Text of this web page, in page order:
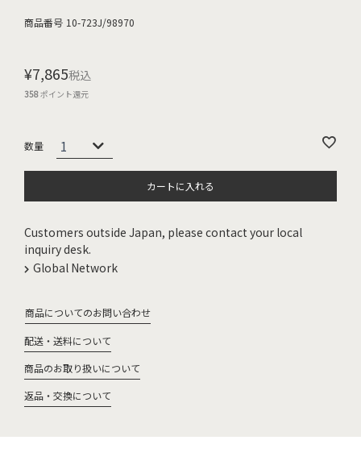
商品番号 10-723J/98970
¥7,865税込
358ポイント還元
カートに入れる
Customers outside Japan, please contact your local
inquiry desk.
Global Network
商品についてのお問い合わせ
配送・送料について
商品のお取り扱いについて
返品・交換について